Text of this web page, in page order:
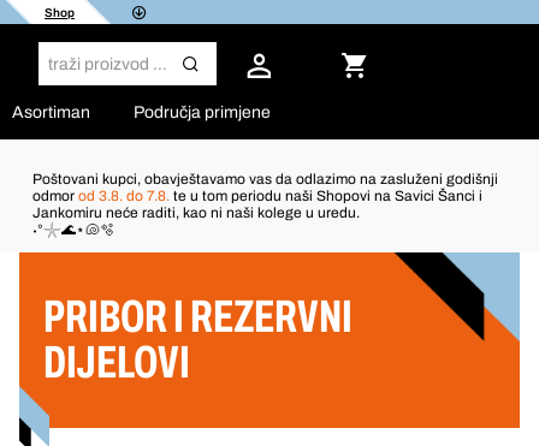
Shop
Asortiman Područja primjene
Poštovani kupci, obavještavamo vas da odlazimo na zasluženi godišnji
odmor od 3.8. do 7.8. te u tom periodu naši Shopovi na Savici Šanci i
Jankomiru neće raditi, kao ni naši kolege u uredu.
˖°𓇼🌊⋆🐚🫧
PRIBOR I REZERVNI
DIJELOVI
Filter